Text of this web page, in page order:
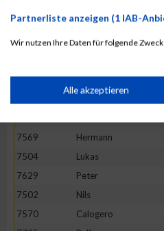
7697
Markus
7696
Kai
7494
Tobias
Angelo
7569
Hermann
7504
Lukas
7629
Peter
7502
Nils
7570
Calogero
Partnerliste anzeigen (1 IAB-
Wir nutzen Ihre Daten für folgende
Speichern von oder Zugriff
Erstellung von Profilen für
Verwendung von Profilen zur
Alle akzeptieren